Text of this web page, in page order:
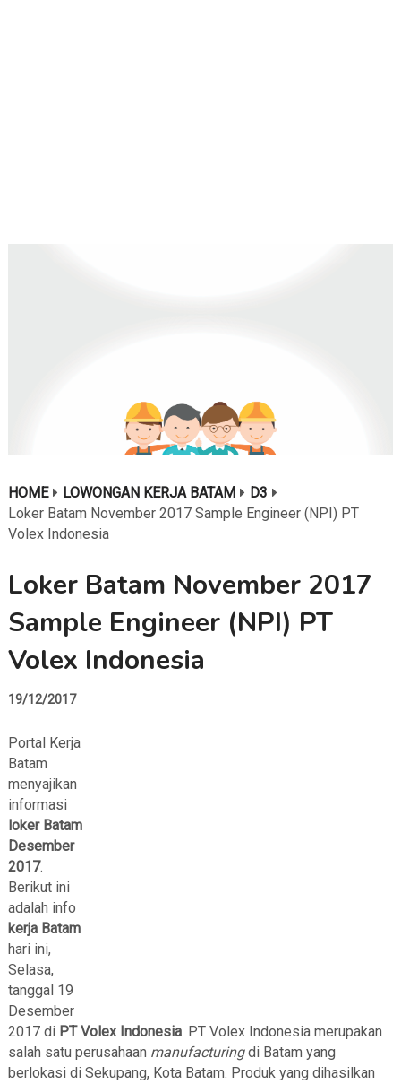
HOME LOWONGAN KERJA BATAM
D3
Loker Batam November 2017 Sample Engineer (NPI) PT
Volex Indonesia
Loker Batam November 2017
Sample Engineer (NPI) PT
Volex Indonesia
19/12/2017
Portal Kerja
Batam
menyajikan
informasi
loker Batam
Desember
2017.
Berikut ini
adalah info
kerja Batam
hari ini,
Selasa,
tanggal 19
Desember
2017 di PT Volex Indonesia. PT Volex Indonesia merupakan
salah satu perusahaan manufacturingdi Batam yang
berlokasi di Sekupang, Kota Batam. Produk yang dihasilkan